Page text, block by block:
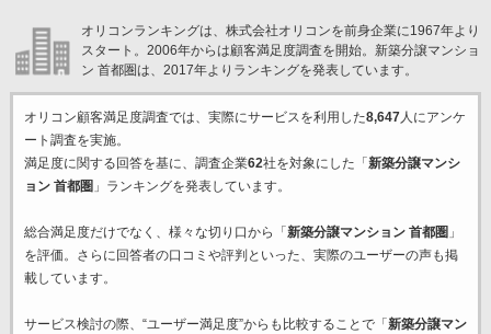
オリコンランキングは、株式会社オリコンを前身企業に1967年より
スタート。2006年からは顧客満足度調査を開始。新築分譲マンショ
ン 首都圏は、2017年よりランキングを発表しています。
オリコン顧客満足度調査では、実際にサービスを利用した8,647人にアンケ
ート調査を実施。
満足度に関する回答を基に、調査企業62社を対象にした「 新築分譲マンシ
ョン 首都圏 」ランキングを発表しています。
総合満足度だけでなく、様々な切り口から「 新築分譲マンション 首都圏 」
を評価。さらに回答者の口コミや評判といった、実際のユーザーの声も掲
載しています。
サービス検討の際、“ユーザー満足度”からも比較することで「 新築分譲マン